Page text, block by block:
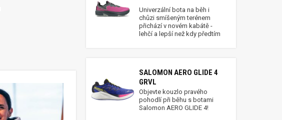
Univerzální bota na běh i
chůzi smíšeným terénem
přichází v novém kabátě -
lehčí a lepší než kdy předtím
SALOMON AERO GLIDE 4
GRVL
Objevte kouzlo pravého
pohodlí při běhu s botami
Salomon AERO GLIDE 4!